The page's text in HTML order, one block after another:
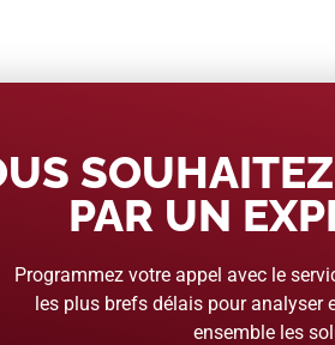
PAR UN
Programmez votre appel avec le
les plus brefs délais pour analyser
ensemble les